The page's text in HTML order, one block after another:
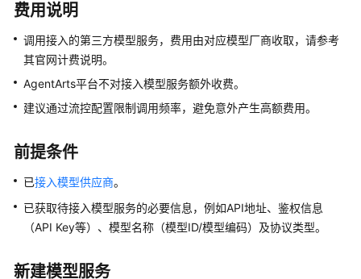
应
组
件
库
型
型
介
费用说明
调用接入的第三方模型服务，费用由对应模型厂商收取，请参考
其官网计费说明。
AgentArts平台不对接入模型服务额外收费。
建议通过流控配置限制调用频率，避免意外产生高额费用。
前提条件
已接入模型供应商。
已获取待接入模型服务的必要信息，例如API地址、鉴权信息
（API Key等）、模型名称（模型ID/模型编码）及协议类型。
新建模型服务